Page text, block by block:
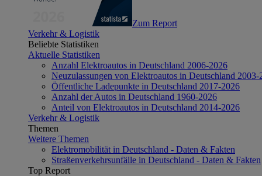
Zum Report
Verkehr & Logistik
Beliebte Statistiken
Aktuelle Statistiken
Anzahl Elektroautos in Deutschland 2006-2026
Neuzulassungen von Elektroautos in Deutschland 2003-
Öffentliche Ladepunkte in Deutschland 2017-2026
Anzahl der Autos in Deutschland 1960-2026
Anteil von Elektroautos in Deutschland 2014-2026
Verkehr & Logistik
Themen
Weitere Themen
Elektromobilität in Deutschland - Daten & Fakten
Straßenverkehrsunfälle in Deutschland - Daten & Fakten
Top Report